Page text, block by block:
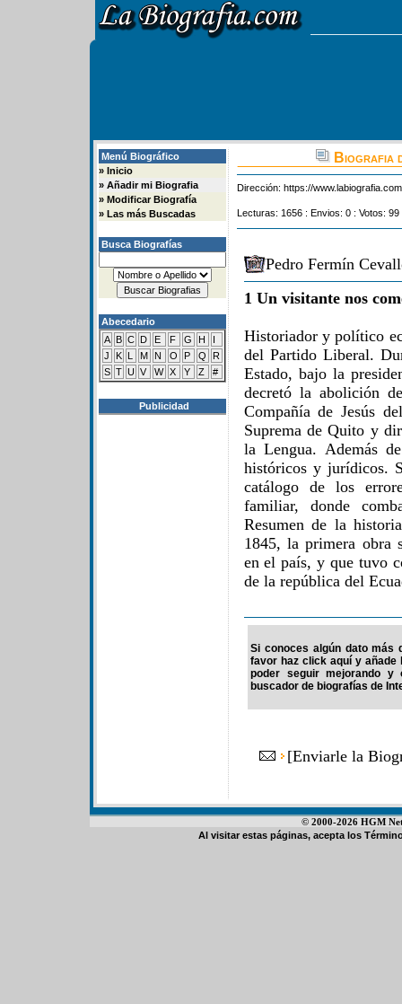
Menú Biográfico
» Inicio
» Añadir mi Biografia
» Modificar Biografía
» Las más Buscadas
Busca Biografías
Abecedario
A B C D E F G H
I
J
K L M N O P Q
R
S T U V W X Y Z #
Publicidad
Biografia
Dirección: https://
Lecturas: 1656 : Envios: 0 : Votos:
Pedro Fermín
1 Un visitante nos
Historiador y político
del Partido Liberal.
Estado, bajo la
decretó la abolición
Compañía de Jesús
Suprema de Quito y
la Lengua. Además
históricos y jurídicos.
catálogo de los
familiar, donde
Resumen de la
1845, la primera obra
en el país, y que tuvo
de la república del
Si conoces algún dato más
favor haz click aquí y
poder seguir mejorando y
buscador de biografías de
[Enviarle la
© 2000-2026 HGM
Al visitar estas páginas, acepta los